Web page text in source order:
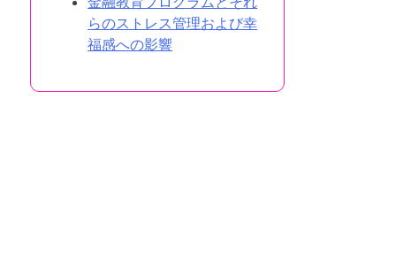
らのストレス管理および幸
福感への影響